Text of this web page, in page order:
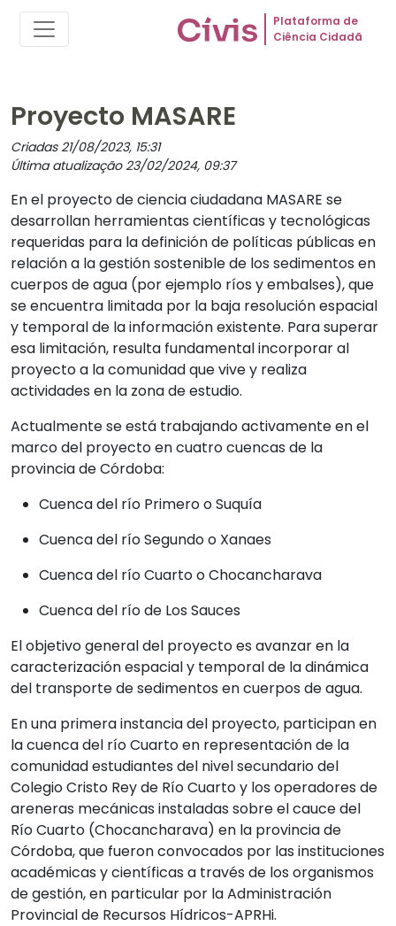
Plataforma de
Ciência Cidadã
Proyecto MASARE
Criadas 21/08/2023, 15:31
Última atualização 23/02/2024, 09:37
En el proyecto de ciencia ciudadana MASARE se
desarrollan herramientas científicas y tecnológicas
requeridas para la definición de políticas públicas en
relación a la gestión sostenible de los sedimentos en
cuerpos de agua (por ejemplo ríos y embalses), que
se encuentra limitada por la baja resolución espacial
y temporal de la información existente. Para superar
esa limitación, resulta fundamental incorporar al
proyecto a la comunidad que vive y realiza
actividades en la zona de estudio.
Actualmente se está trabajando activamente en el
marco del proyecto en cuatro cuencas de la
provincia de Córdoba:
Cuenca del río Primero o Suquía
Cuenca del río Segundo o Xanaes
Cuenca del río Cuarto o Chocancharava
Cuenca del río de Los Sauces
El objetivo general del proyecto es avanzar en la
caracterización espacial y temporal de la dinámica
del transporte de sedimentos en cuerpos de agua.
En una primera instancia del proyecto, participan en
la cuenca del río Cuarto en representación de la
comunidad estudiantes del nivel secundario del
Colegio Cristo Rey de Río Cuarto y los operadores de
areneras mecánicas instaladas sobre el cauce del
Río Cuarto (Chocancharava) en la provincia de
Córdoba, que fueron convocados por las instituciones
académicas y científicas a través de los organismos
de gestión, en particular por la Administración
Provincial de Recursos Hídricos-APRHi.